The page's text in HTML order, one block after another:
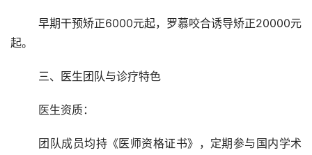
起。
	三、医生团队与诊疗特色
	医生资质：